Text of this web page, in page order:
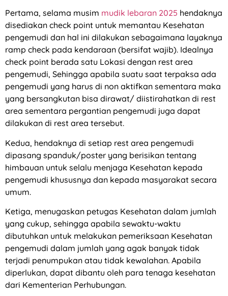
Pertama, selama musim mudik lebaran 2025 hendaknya
disediakan check point untuk memantau Kesehatan
pengemudi dan hal ini dilakukan sebagaimana layaknya
ramp check pada kendaraan (bersifat wajib). Idealnya
check point berada satu Lokasi dengan rest area
pengemudi, Sehingga apabila suatu saat terpaksa ada
pengemudi yang harus di non aktifkan sementara maka
yang bersangkutan bisa dirawat/ diistirahatkan di rest
area sementara pergantian pengemudi juga dapat
dilakukan di rest area tersebut.
Kedua, hendaknya di setiap rest area pengemudi
dipasang spanduk/poster yang berisikan tentang
himbauan untuk selalu menjaga Kesehatan kepada
pengemudi khususnya dan kepada masyarakat secara
umum.
Ketiga, menugaskan petugas Kesehatan dalam jumlah
yang cukup, sehingga apabila sewaktu-waktu
dibutuhkan untuk melakukan pemeriksaan Kesehatan
pengemudi dalam jumlah yang agak banyak tidak
terjadi penumpukan atau tidak kewalahan. Apabila
diperlukan, dapat dibantu oleh para tenaga kesehatan
dari Kementerian Perhubungan.